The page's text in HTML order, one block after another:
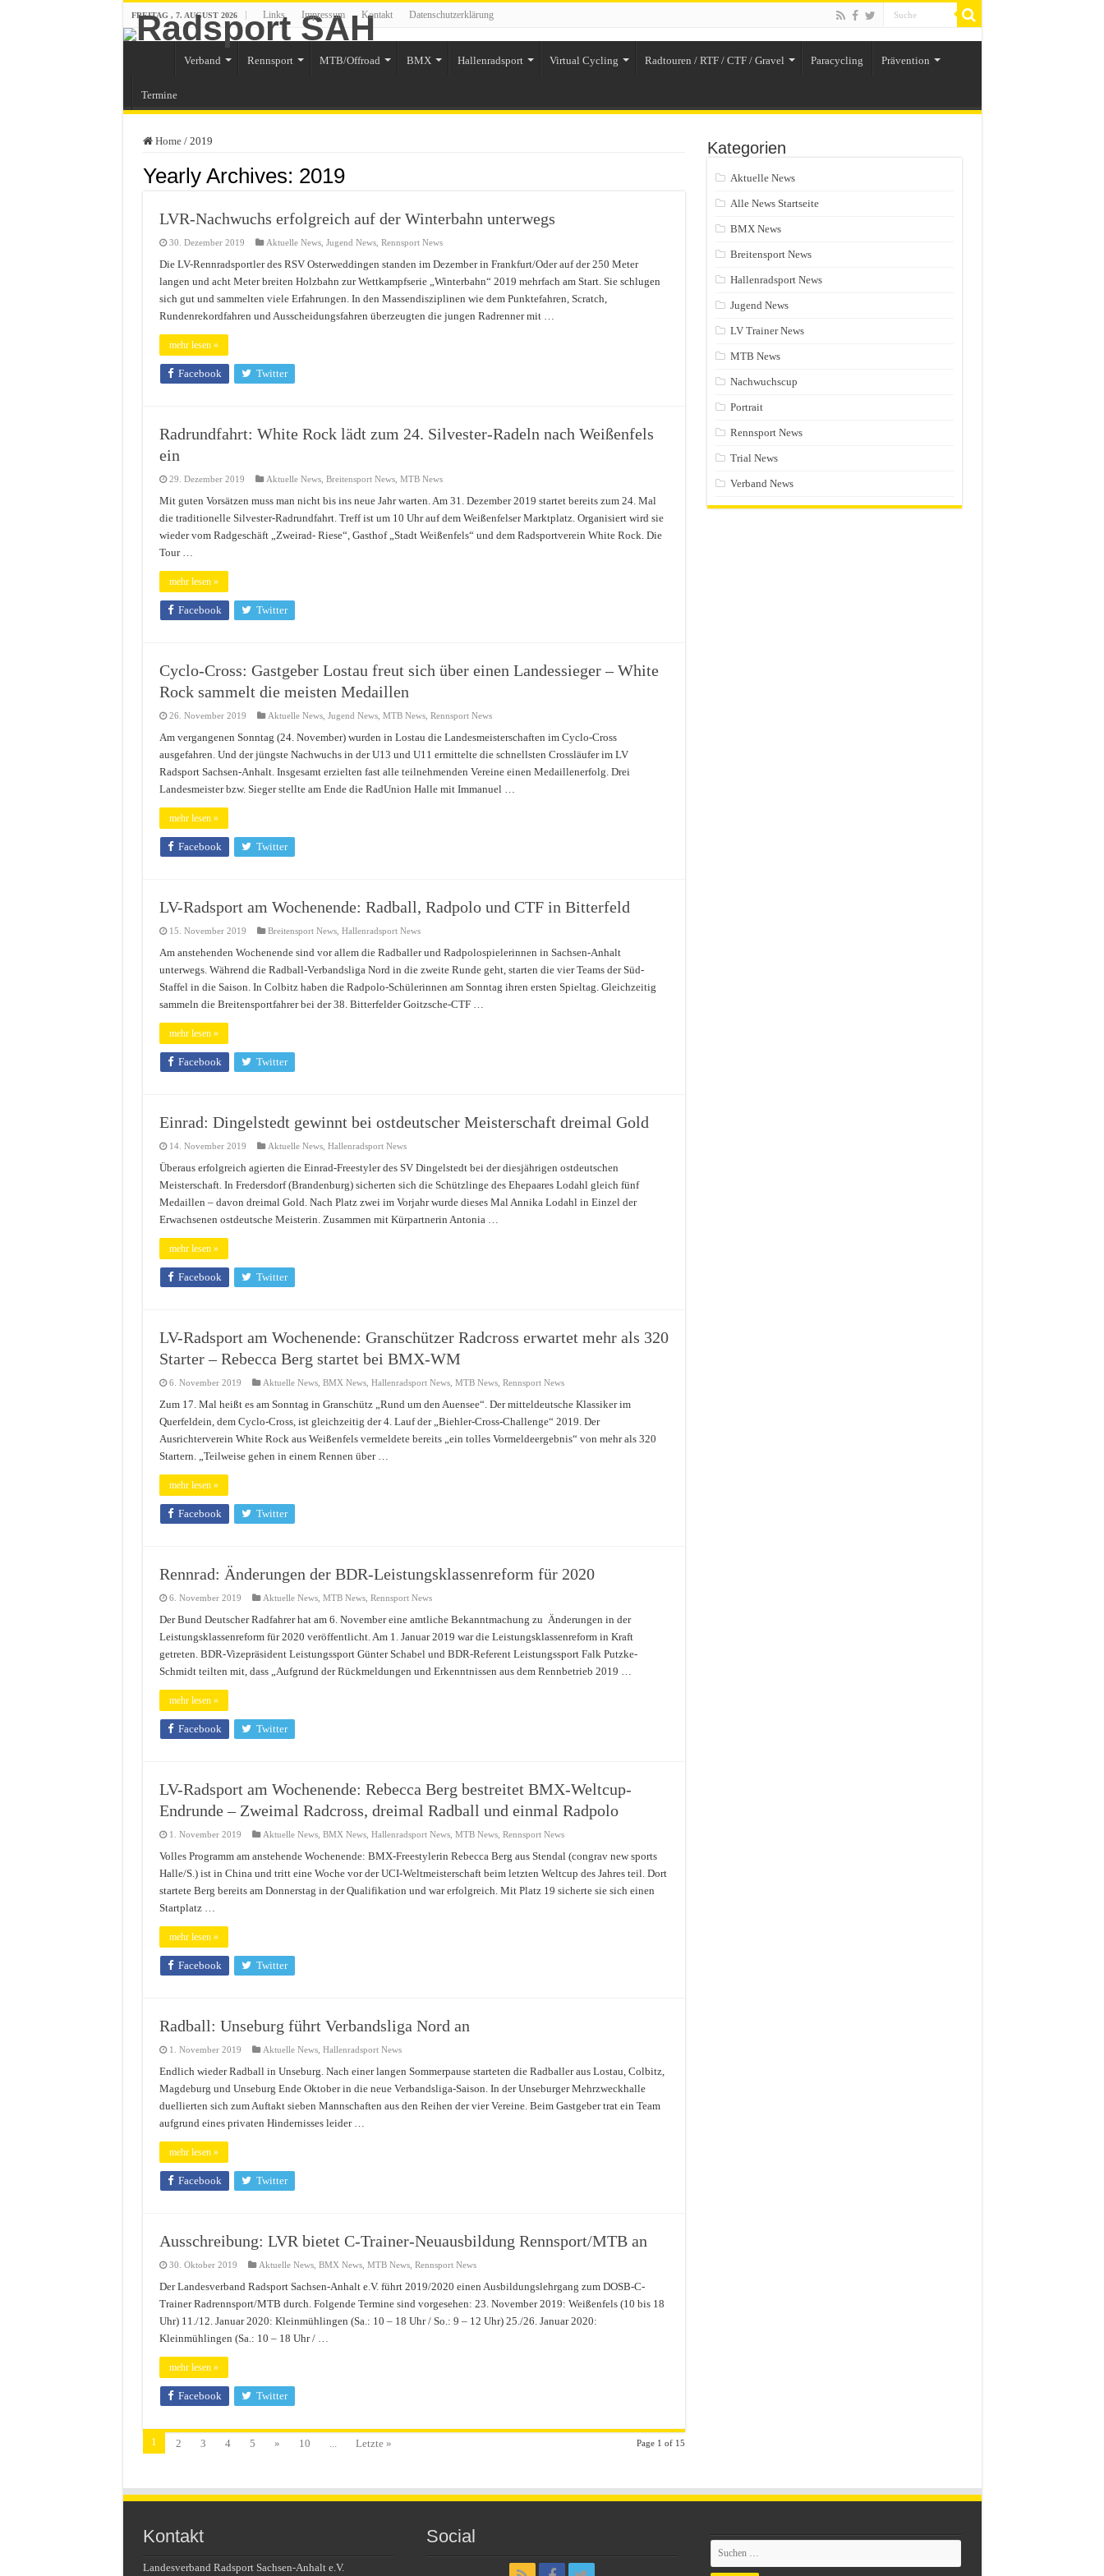
FREITAG , 7. AUGUST 2026 Links Impressum Kontakt Datenschutzerklärung
Verband Rennsport MTB/Offroad BMX Hallenradsport Virtual Cycling Radtouren / RTF / CTF / Gravel Paracycling Prävention
Termine
Home / 2019
Yearly Archives: 2019
LVR-Nachwuchs erfolgreich auf der Winterbahn unterwegs
30. Dezember 2019 Aktuelle News, Jugend News, Rennsport News
Die LV-Rennradsportler des RSV Osterweddingen standen im Dezember in Frankfurt/Oder auf der 250 Meter
langen und acht Meter breiten Holzbahn zur Wettkampfserie „Winterbahn“ 2019 mehrfach am Start. Sie schlugen
sich gut und sammelten viele Erfahrungen. In den Massendisziplinen wie dem Punktefahren, Scratch,
Rundenrekordfahren und Ausscheidungsfahren überzeugten die jungen Radrenner mit …
mehr lesen »
Facebook Twitter
Radrundfahrt: White Rock lädt zum 24. Silvester-Radeln nach Weißenfels
ein
29. Dezember 2019 Aktuelle News, Breitensport News, MTB News
Mit guten Vorsätzen muss man nicht bis ins neue Jahr warten. Am 31. Dezember 2019 startet bereits zum 24. Mal
die traditionelle Silvester-Radrundfahrt. Treff ist um 10 Uhr auf dem Weißenfelser Marktplatz. Organisiert wird sie
wieder vom Radgeschäft „Zweirad- Riese“, Gasthof „Stadt Weißenfels“ und dem Radsportverein White Rock. Die
Tour …
mehr lesen »
Facebook Twitter
Cyclo-Cross: Gastgeber Lostau freut sich über einen Landessieger – White
Rock sammelt die meisten Medaillen
26. November 2019 Aktuelle News, Jugend News, MTB News, Rennsport News
Am vergangenen Sonntag (24. November) wurden in Lostau die Landesmeisterschaften im Cyclo-Cross
ausgefahren. Und der jüngste Nachwuchs in der U13 und U11 ermittelte die schnellsten Crossläufer im LV
Radsport Sachsen-Anhalt. Insgesamt erzielten fast alle teilnehmenden Vereine einen Medaillenerfolg. Drei
Landesmeister bzw. Sieger stellte am Ende die RadUnion Halle mit Immanuel …
mehr lesen »
Facebook Twitter
LV-Radsport am Wochenende: Radball, Radpolo und CTF in Bitterfeld
15. November 2019 Breitensport News, Hallenradsport News
Am anstehenden Wochenende sind vor allem die Radballer und Radpolospielerinnen in Sachsen-Anhalt
unterwegs. Während die Radball-Verbandsliga Nord in die zweite Runde geht, starten die vier Teams der Süd-
Staffel in die Saison. In Colbitz haben die Radpolo-Schülerinnen am Sonntag ihren ersten Spieltag. Gleichzeitig
sammeln die Breitensportfahrer bei der 38. Bitterfelder Goitzsche-CTF …
mehr lesen »
Facebook Twitter
Einrad: Dingelstedt gewinnt bei ostdeutscher Meisterschaft dreimal Gold
14. November 2019 Aktuelle News, Hallenradsport News
Überaus erfolgreich agierten die Einrad-Freestyler des SV Dingelstedt bei der diesjährigen ostdeutschen
Meisterschaft. In Fredersdorf (Brandenburg) sicherten sich die Schützlinge des Ehepaares Lodahl gleich fünf
Medaillen – davon dreimal Gold. Nach Platz zwei im Vorjahr wurde dieses Mal Annika Lodahl in Einzel der
Erwachsenen ostdeutsche Meisterin. Zusammen mit Kürpartnerin Antonia …
mehr lesen »
Facebook Twitter
LV-Radsport am Wochenende: Granschützer Radcross erwartet mehr als 320
Starter – Rebecca Berg startet bei BMX-WM
6. November 2019 Aktuelle News, BMX News, Hallenradsport News, MTB News, Rennsport News
Zum 17. Mal heißt es am Sonntag in Granschütz „Rund um den Auensee“. Der mitteldeutsche Klassiker im
Querfeldein, dem Cyclo-Cross, ist gleichzeitig der 4. Lauf der „Biehler-Cross-Challenge“ 2019. Der
Ausrichterverein White Rock aus Weißenfels vermeldete bereits „ein tolles Vormeldeergebnis“ von mehr als 320
Startern. „Teilweise gehen in einem Rennen über …
mehr lesen »
Facebook Twitter
Rennrad: Änderungen der BDR-Leistungsklassenreform für 2020
6. November 2019 Aktuelle News, MTB News, Rennsport News
Der Bund Deutscher Radfahrer hat am 6. November eine amtliche Bekanntmachung zu Änderungen in der
Leistungsklassenreform für 2020 veröffentlicht. Am 1. Januar 2019 war die Leistungsklassenreform in Kraft
getreten. BDR-Vizepräsident Leistungssport Günter Schabel und BDR-Referent Leistungssport Falk Putzke-
Schmidt teilten mit, dass „Aufgrund der Rückmeldungen und Erkenntnissen aus dem Rennbetrieb 2019 …
mehr lesen »
Facebook Twitter
LV-Radsport am Wochenende: Rebecca Berg bestreitet BMX-Weltcup-
Endrunde – Zweimal Radcross, dreimal Radball und einmal Radpolo
1. November 2019 Aktuelle News, BMX News, Hallenradsport News, MTB News, Rennsport News
Volles Programm am anstehende Wochenende: BMX-Freestylerin Rebecca Berg aus Stendal (congrav new sports
Halle/S.) ist in China und tritt eine Woche vor der UCI-Weltmeisterschaft beim letzten Weltcup des Jahres teil. Dort
startete Berg bereits am Donnerstag in der Qualifikation und war erfolgreich. Mit Platz 19 sicherte sie sich einen
Startplatz …
mehr lesen »
Facebook Twitter
Radball: Unseburg führt Verbandsliga Nord an
1. November 2019 Aktuelle News, Hallenradsport News
Endlich wieder Radball in Unseburg. Nach einer langen Sommerpause starteten die Radballer aus Lostau, Colbitz,
Magdeburg und Unseburg Ende Oktober in die neue Verbandsliga-Saison. In der Unseburger Mehrzweckhalle
duellierten sich zum Auftakt sieben Mannschaften aus den Reihen der vier Vereine. Beim Gastgeber trat ein Team
aufgrund eines privaten Hindernisses leider …
mehr lesen »
Facebook Twitter
Ausschreibung: LVR bietet C-Trainer-Neuausbildung Rennsport/MTB an
30. Oktober 2019 Aktuelle News, BMX News, MTB News, Rennsport News
Der Landesverband Radsport Sachsen-Anhalt e.V. führt 2019/2020 einen Ausbildungslehrgang zum DOSB-C-
Trainer Radrennsport/MTB durch. Folgende Termine sind vorgesehen: 23. November 2019: Weißenfels (10 bis 18
Uhr) 11./12. Januar 2020: Kleinmühlingen (Sa.: 10 – 18 Uhr / So.: 9 – 12 Uhr) 25./26. Januar 2020:
Kleinmühlingen (Sa.: 10 – 18 Uhr / …
mehr lesen »
Facebook Twitter
Page 1 of 15
1 2 3 4 5 » 10 ... Letzte »
Kategorien
Aktuelle News
Alle News Startseite
BMX News
Breitensport News
Hallenradsport News
Jugend News
LV Trainer News
MTB News
Nachwuchscup
Portrait
Rennsport News
Trial News
Verband News
Kontakt
Landesverband Radsport Sachsen-Anhalt e.V.
Social